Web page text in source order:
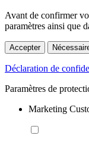
Avant de confirmer
paramètres ainsi que
Accepter
Déclaration de
Paramètres de
Marketing